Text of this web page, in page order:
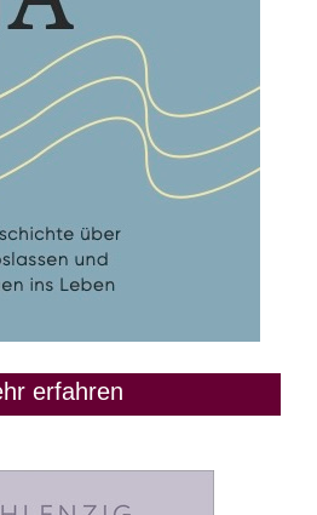
erfahren